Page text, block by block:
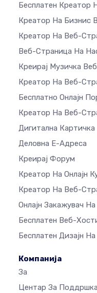
Бесплатен Креатор
Креатор На Бизнис
Креатор На Веб-
Веб-Страница На
Креирај Музичка
Креатор На Веб-
Бесплатно Онлајн
Креатор На Веб-
Дигитална Картичка
Деловна Е-Адреса
Креирај Форум
Креатор На Онлајн
Креатор На Веб-
Онлајн Закажувач
Бесплатен Веб-
Бесплатен Дизајн
Компанија
За
Центар За Поддршка